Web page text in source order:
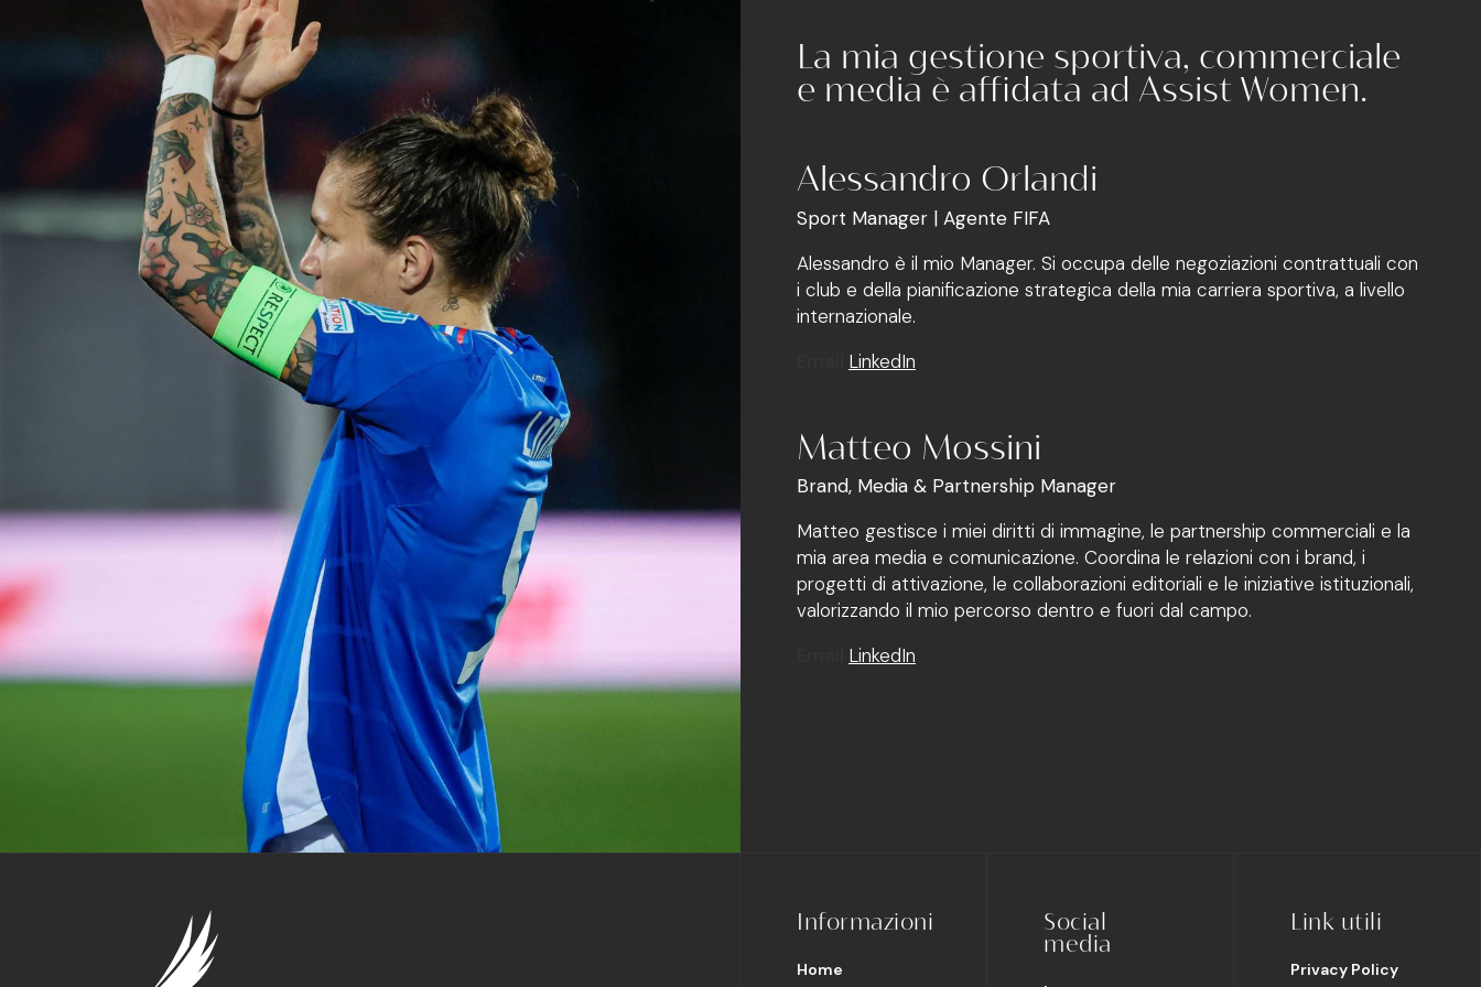
La mia gestione sportiva, commerciale
e media è affidata ad Assist Women.
Alessandro Orlandi
Sport Manager | Agente FIFA
Alessandro è il mio Manager. Si occupa delle negoziazioni contrattuali con
i club e della pianificazione strategica della mia carriera sportiva, a livello
internazionale.
LinkedIn
Matteo Mossini
Brand, Media & Partnership Manager
Matteo gestisce i miei diritti di immagine, le partnership commerciali e la
mia area media e comunicazione. Coordina le relazioni con i brand, i
progetti di attivazione, le collaborazioni editoriali e le iniziative istituzionali,
valorizzando il mio percorso dentro e fuori dal campo.
LinkedIn
Informazioni
Home
Social
media
Link utili
Privacy Policy